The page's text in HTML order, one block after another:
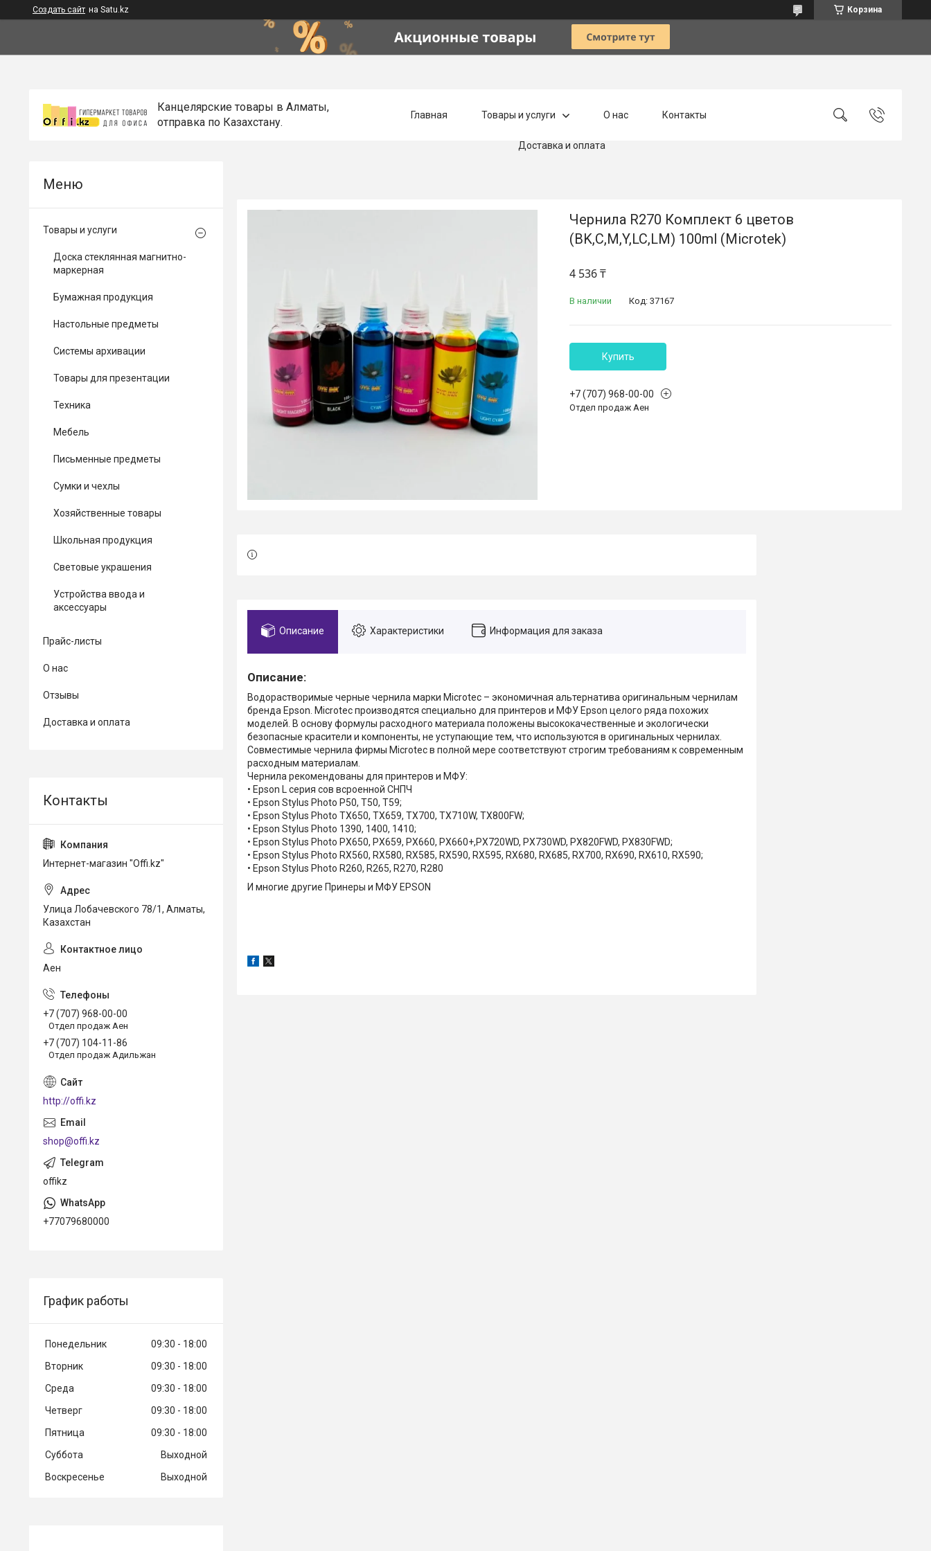
Создать сайт на Satu.kz Корзина
Канцелярские товары в Алматы,
отправка по Казахстану.
Главная Товары и услуги О нас Контакты
Доставка и оплата
Чернила R270 Комплект 6 цветов
(BK,C,M,Y,LC,LM) 100ml (Microtek)
4 536 ₸
В наличии Код: 37167
Купить
+7 (707) 968-00-00
Отдел продаж Аен
Описание Характеристики Информация для заказа
Описание:
Водорастворимые черные чернила марки Microtec – экономичная альтернатива оригинальным чернилам
бренда Epson. Microtec производятся специально для принтеров и МФУ Epson целого ряда похожих
моделей. В основу формулы расходного материала положены высококачественные и экологически
безопасные красители и компоненты, не уступающие тем, что используются в оригинальных чернилах.
Совместимые чернила фирмы Microtec в полной мере соответствуют строгим требованиям к современным
расходным материалам.
Чернила рекомендованы для принтеров и МФУ:
• Epson L серия сов всроенной СНПЧ
• Epson Stylus Photo P50, T50, T59;
• Epson Stylus Photo TX650, TX659, TX700, TX710W, TX800FW;
• Epson Stylus Photo 1390, 1400, 1410;
• Epson Stylus Photo PX650, PX659, PX660, PX660+,PX720WD, PX730WD, PX820FWD, PX830FWD;
• Epson Stylus Photo RX560, RX580, RX585, RX590, RX595, RX680, RX685, RX700, RX690, RX610, RX590;
• Epson Stylus Photo R260, R265, R270, R280
И многие другие Принеры и МФУ EPSON
Товары и услуги
Доска стеклянная магнитно-
маркерная
Бумажная продукция
Настольные предметы
Системы архивации
Товары для презентации
Техника
Мебель
Письменные предметы
Сумки и чехлы
Хозяйственные товары
Школьная продукция
Световые украшения
Устройства ввода и
аксессуары
Прайс-листы
О нас
Отзывы
Доставка и оплата
Интернет-магазин "Offi.kz"
Улица Лобачевского 78/1, Алматы,
Казахстан
Аен
+7 (707) 968-00-00
Отдел продаж Аен
+7 (707) 104-11-86
Отдел продаж Адильжан
http://offi.kz
shop@offi.kz
offikz
+77079680000
График работы
Понедельник 09:30
18:00
Вторник
09:30
18:00
Среда
09:30
18:00
Четверг
09:30
18:00
Пятница
09:30
18:00
Суббота
Выходной
Воскресенье
Выходной